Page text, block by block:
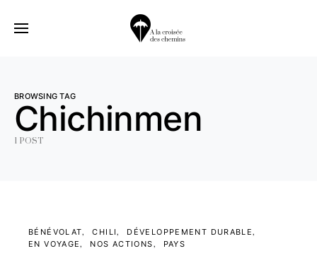
BROWSING TAG
Chichinmen
1 POST
BÉNÉVOLAT CHILI
DÉVELOPPEMENT DURABLE
EN VOYAGE
NOS ACTIONS PAYS